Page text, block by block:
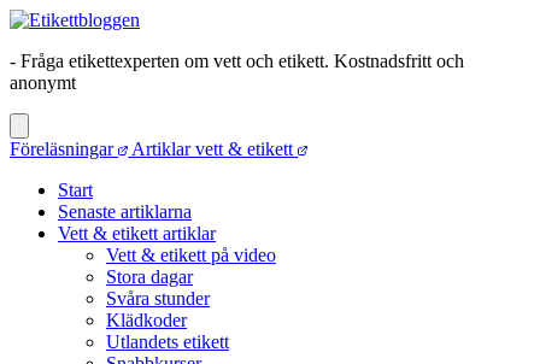
- Fråga etikettexperten om vett och etikett. Kostnadsfritt och
anonymt
Föreläsningar
Artiklar vett & etikett
Start
Senaste artiklarna
Vett & etikett artiklar
Vett & etikett på video
Stora dagar
Svåra stunder
Klädkoder
Utlandets etikett